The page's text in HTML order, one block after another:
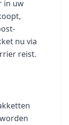
in uw
nu via
reist.